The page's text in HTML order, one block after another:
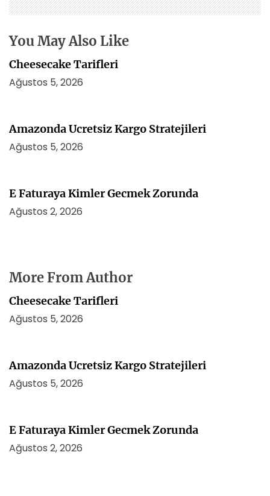
e
i
You May Also Like
Cheesecake Tarifleri
Ağustos 5, 2026
Amazonda Ucretsiz Kargo Stratejileri
Ağustos 5, 2026
E Faturaya Kimler Gecmek Zorunda
Ağustos 2, 2026
More From Author
Cheesecake Tarifleri
Ağustos 5, 2026
Amazonda Ucretsiz Kargo Stratejileri
Ağustos 5, 2026
E Faturaya Kimler Gecmek Zorunda
Ağustos 2, 2026